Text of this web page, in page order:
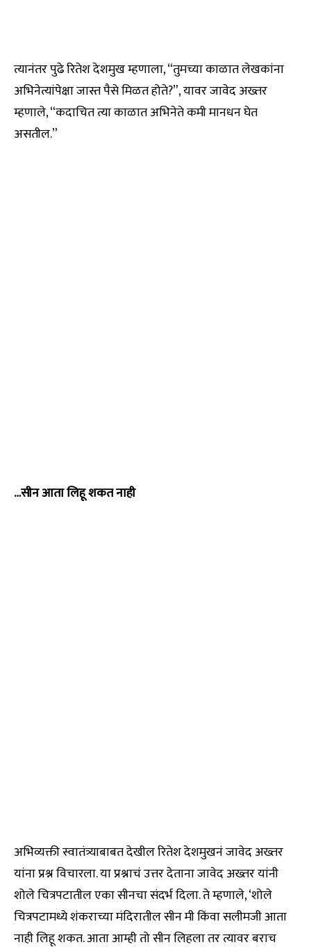
त्यानंतर पुढे रितेश देशमुख म्हणाला, “तुमच्या काळात लेखकांना
अभिनेत्यांपेक्षा जास्त पैसे मिळत होते?”, यावर जावेद अख्तर
म्हणाले, “कदाचित त्या काळात अभिनेते कमी मानधन घेत
असतील.”
…सीन आता लिहू शकत नाही
अभिव्यक्ती स्वातंत्र्याबाबत देखील रितेश देशमुखनं जावेद अख्तर
यांना प्रश्न विचारला. या प्रश्नाचं उत्तर देताना जावेद अख्तर यांनी
शोले चित्रपटातील एका सीनचा संदर्भ दिला. ते म्हणाले, ‘शोले
चित्रपटामध्ये शंकराच्या मंदिरातील सीन मी किंवा सलीमजी आता
नाही लिहू शकत. आता आम्ही तो सीन लिहला तर त्यावर बराच